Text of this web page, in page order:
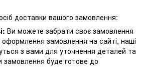
доставки вашого замовлення:
Ви можете забрати своє замовлення
оформлення замовлення на сайті, наші
з вами для уточнення деталей та
замовлення буде готове до